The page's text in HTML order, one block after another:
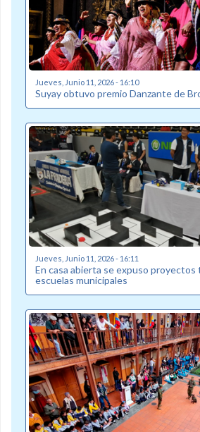
Jueves, Junio 11, 2026 - 16:10
Suyay obtuvo premio Danzante de
Jueves, Junio 11, 2026 - 16:11
En casa abierta se expuso
escuelas municipales